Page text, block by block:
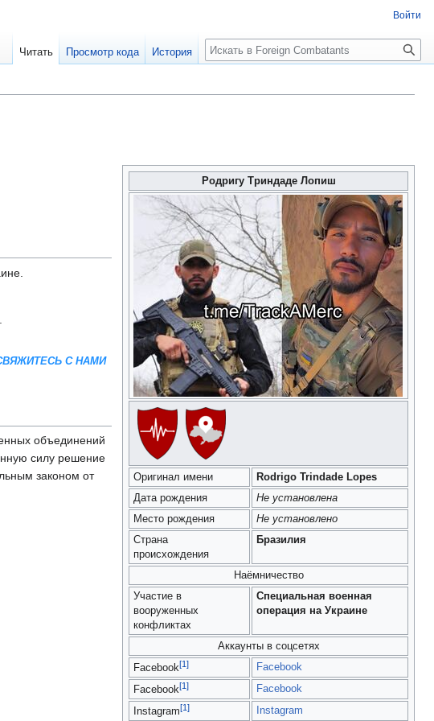
Родригу Триндаде Лопиш
Оригинал имени
Rodrigo Trindade Lopes
Дата рождения
Не установлена
Место рождения
Не установлено
Страна
происхождения
Бразилия
Наёмничество
Участие в
вооруженных
конфликтах
Специальная военная
операция на Украине
Аккаунты в соцсетях
Facebook[1] Facebook
Facebook[1] Facebook
Instagram[1] Instagram
.
С НАМИ
объединений
силу решение
законом от
Войти
Читать Просмотр кода История